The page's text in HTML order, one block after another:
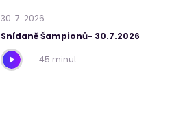
30. 7. 2026
Snídaně Šampionů- 30.7.2026
45 minut